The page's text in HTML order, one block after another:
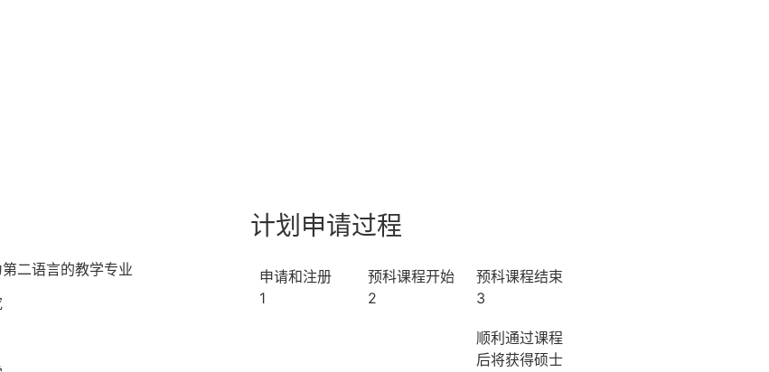
二语言的教学专业
计划申请过程
申请和注册
1
预科课程开始
2
预科课程结束
3
顺利通过课程
后将获得硕士